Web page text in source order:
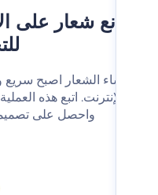
شعار على
الشعار اصبح سريع وممتع
واحصل على تصميمك